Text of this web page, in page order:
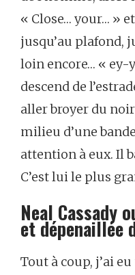
« Close… your… » et
jusqu’au plafond,
loin encore… « ey-
descend de
allerbroyer du noir
milieu d’une bande
attention à eux. Il
C’estluile plus
Neal Cassady
etdépenaillée
Tout à coup, j’ai eu